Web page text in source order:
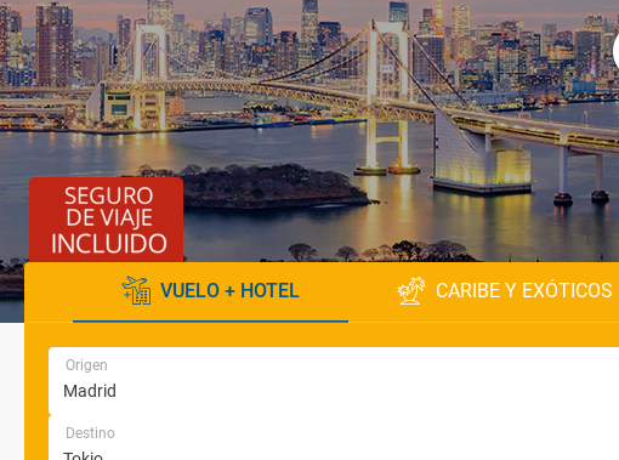
VUELO + HOTEL CARIBE Y EXÓTICOS
Origen
Destino